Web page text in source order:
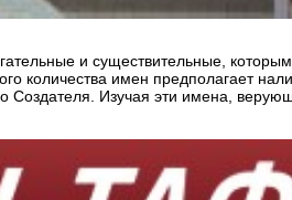
и существительные,
количества имен предполагает
Изучая эти имена,